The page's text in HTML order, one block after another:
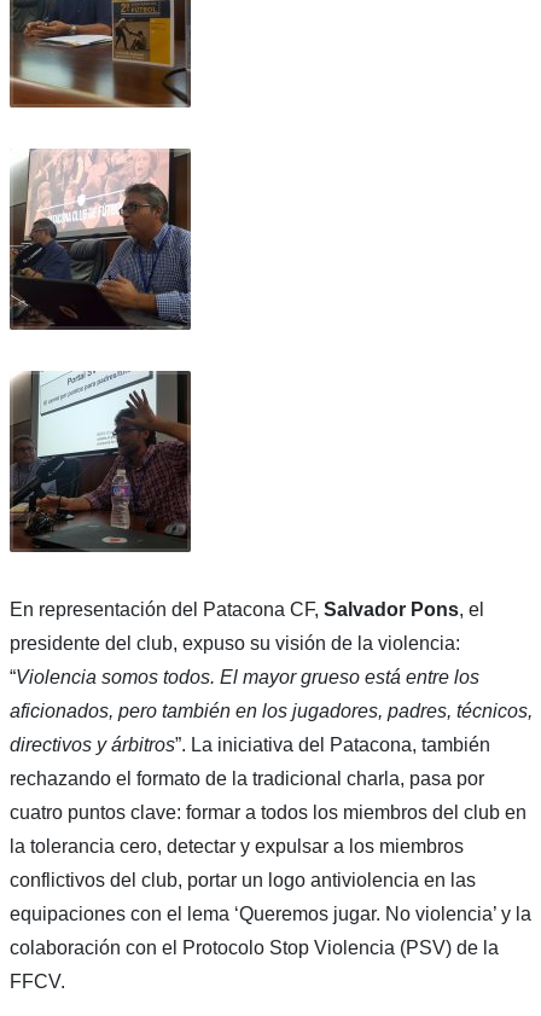
En representación del Patacona CF, Salvador Pons, el
presidente del club, expuso su visión de la violencia:
“Violencia somos todos. El mayor grueso está entre los
aficionados, pero también en los jugadores, padres, técnicos,
directivos y árbitros”. La iniciativa del Patacona, también
rechazando el formato de la tradicional charla, pasa por
cuatro puntos clave: formar a todos los miembros del club en
la tolerancia cero, detectar y expulsar a los miembros
conflictivos del club, portar un logo antiviolencia en las
equipaciones con el lema ‘Queremos jugar. No violencia’ y la
colaboración con el Protocolo Stop Violencia (PSV) de la
FFCV.